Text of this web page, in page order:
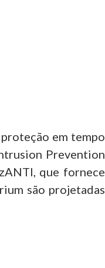
em tempo
Prevention
que fornece
são projetadas